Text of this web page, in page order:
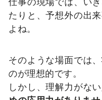
たりと、予想外の出
よね。
そのような場面では
のが理想的です。
しかし、理解力がな